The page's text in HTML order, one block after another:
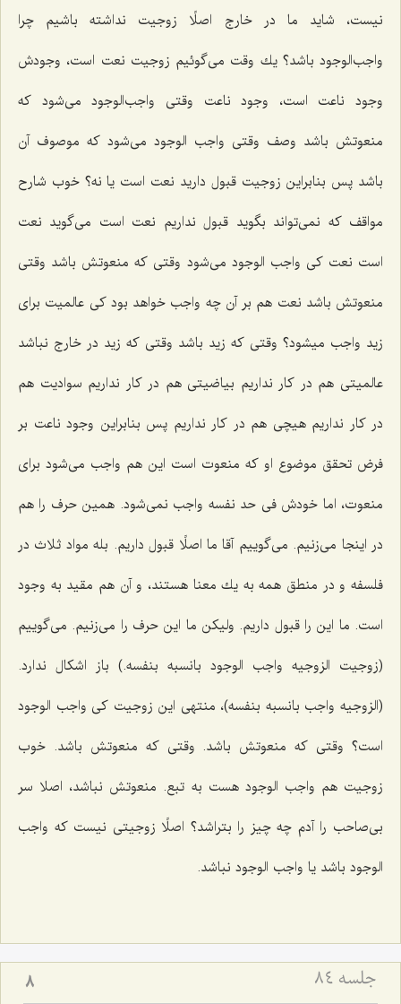
نیست، شاید ما در خارج اصلًا زوجیت نداشته باشیم چرا
واجب‌الوجود باشد؟ یك وقت مى‌گوئیم زوجیت نعت است، وجودش
وجود ناعت است، وجود ناعت وقتى واجب‌الوجود مى‌شود كه
منعوتش باشد وصف وقتى واجب الوجود مى‌شود كه موصوف آن
باشد پس بنابراین زوجیت قبول دارید نعت است یا نه؟ خوب شارح
مواقف كه نمى‌تواند بگوید قبول نداریم نعت است مى‌گوید نعت
است نعت كى واجب الوجود مى‌شود وقتى كه منعوتش باشد وقتى
منعوتش باشد نعت هم بر آن چه واجب خواهد بود كى عالمیت براى
زید واجب میشود؟ وقتى كه زید باشد وقتى كه زید در خارج نباشد
عالمیتى هم در كار نداریم بیاضیتى هم در كار نداریم سوادیت هم
در كار نداریم هیچى هم در كار نداریم پس بنابراین وجود ناعت بر
فرض تحقق موضوع او كه منعوت است این هم واجب مى‌شود براى
منعوت، اما خودش فى حد نفسه واجب نمى‌شود. همین حرف را هم
در اینجا مى‌زنیم. مى‌گوییم آقا ما اصلًا قبول داریم. بله مواد ثلاث در
فلسفه و در منطق همه به یك معنا هستند، و آن هم مقید به وجود
است. ما این را قبول داریم. ولیكن ما این حرف را مى‌زنیم. مى‌گوییم
(زوجیت الزوجیه واجب الوجود بانسبه بنفسه.) باز اشكال ندارد.
(الزوجیه واجب بانسبه بنفسه)، منتهى این زوجیت كى واجب الوجود
است؟ وقتى كه منعوتش باشد. وقتى كه منعوتش باشد. خوب
زوجیت هم واجب الوجود هست به تبع. منعوتش نباشد، اصلا سر
بى‌صاحب را آدم چه چیز را بتراشد؟ اصلًا زوجیتى نیست كه واجب
الوجود باشد یا واجب الوجود نباشد.
جلسه ۸۴ 8